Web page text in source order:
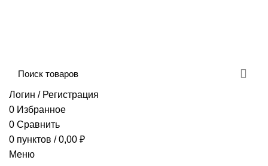
Логин / Регистрация
0 Избранное
0 Сравнить
0 пунктов / 0,00 ₽
Меню